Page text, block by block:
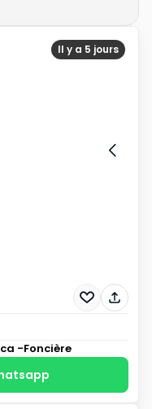
300 000 DH
Il y a 5 jours
-Foncière